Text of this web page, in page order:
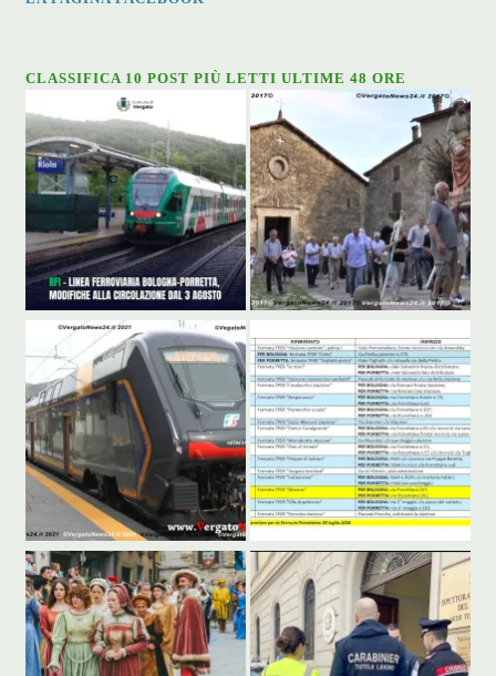
CLASSIFICA 10 POST PIÙ LETTI ULTIME 48 ORE